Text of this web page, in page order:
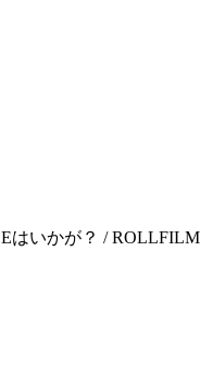
はいかが？ / ROLLFILM